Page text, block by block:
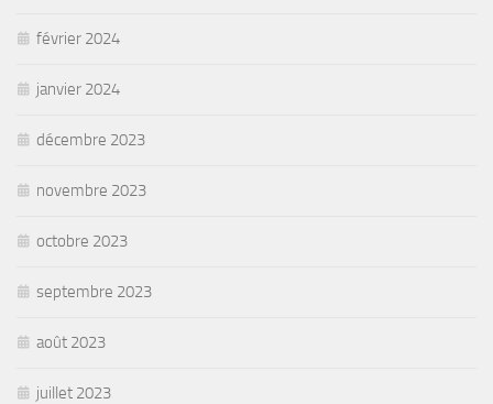
février 2024
janvier 2024
décembre 2023
novembre 2023
octobre 2023
septembre 2023
août 2023
juillet 2023